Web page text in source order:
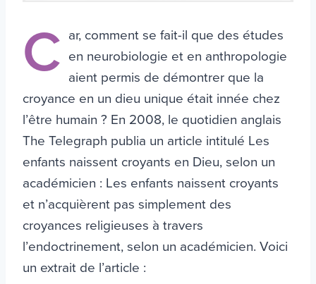
C ar, comment se fait-il que des études
en neurobiologie et en anthropologie
aient permis de démontrer que la
croyance en un dieu unique était innée chez
l’être humain ? En 2008, le quotidien anglais
The Telegraph publia un article intitulé Les
enfants naissent croyants en Dieu, selon un
académicien : Les enfants naissent croyants
et n’acquièrent pas simplement des
croyances religieuses à travers
l’endoctrinement, selon un académicien. Voici
un extrait de l’article :